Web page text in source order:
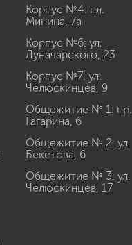
Корпус №4: пл.
Минина, 7а
Корпус №6: ул.
Луначарского, 23
Корпус №7: ул.
Челюскинцев, 9
Общежитие № 1: пр.
Гагарина, 6
Общежитие № 2: ул.
Бекетова, 6
Общежитие № 3: ул.
Челюскинцев, 17